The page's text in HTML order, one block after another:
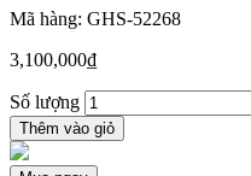
Mã hàng: GHS-52268
3,100,000₫
Số lượng
Thêm vào giỏ